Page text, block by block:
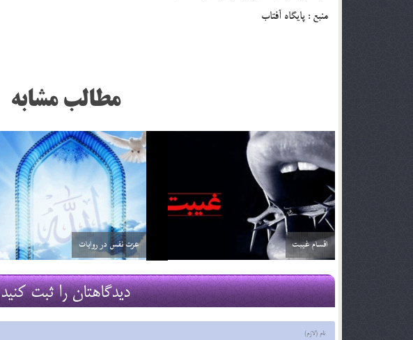
منبع : پایگاه آفتاب
مطالب مشابه
اقسام غيبت
29 اسفند 03
عزت نفس در روايات
29 اسفند 03
دیدگاهتان را ثبت کنید